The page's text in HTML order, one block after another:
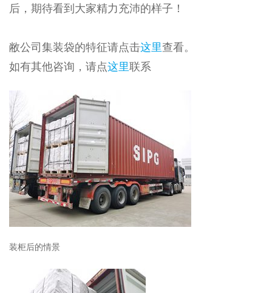
后，期待看到大家精力充沛的样子！
敝公司集装袋的特征请点击这里查看。
如有其他咨询，请点这里联系
装柜后的情景